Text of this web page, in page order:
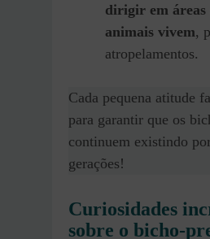
dirigir em áreas
animais vivem,
atropelamentos.
Cada pequena atitude
para garantir que os
continuem existindo
gerações!
Curiosidades
sobre o bicho-